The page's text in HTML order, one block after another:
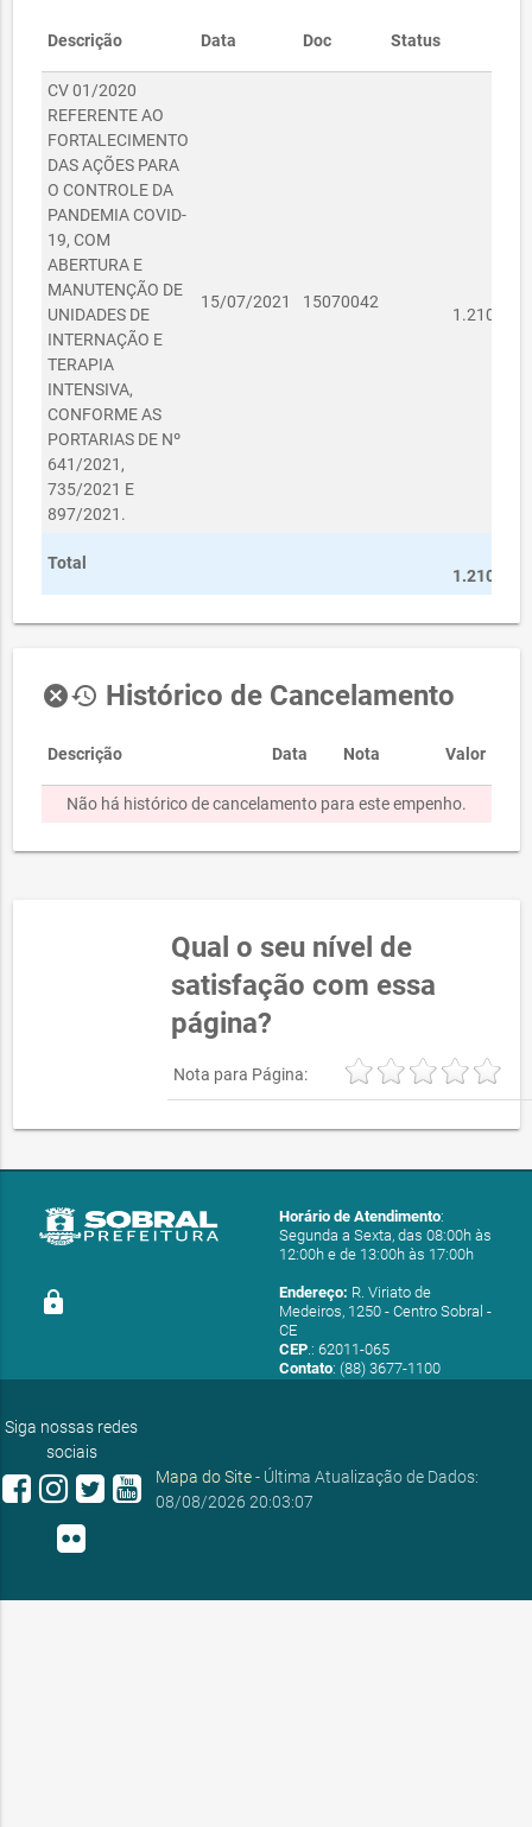
Descrição Data Doc Status
CV 01/2020
REFERENTE AO
FORTALECIMENTO
DAS AÇÕES PARA
O CONTROLE DA
PANDEMIA COVID-
19, COM
ABERTURA E
MANUTENÇÃO DE
UNIDADES DE
INTERNAÇÃO E
TERAPIA
INTENSIVA,
CONFORME AS
PORTARIAS DE Nº
641/2021,
735/2021 E
897/2021.
15/07/2021 15070042
Total
cancelhistory Histórico de Cancelamento
Descrição Data Nota Valor
Não há histórico de cancelamento para este empenho.
Qual o seu nível de
satisfação com essa
página?
Nota para Página:
lock
Horário de Atendimento:
Segunda a Sexta, das 08:00h às
12:00h e de 13:00h às 17:00h
Endereço: R. Viriato de
Medeiros, 1250 - Centro Sobral -
CE
CEP.: 62011-065
Contato: (88) 3677-1100
Siga nossas redes
sociais
Mapa do Site- Última Atualização de Dados:
08/08/2026 20:03:07